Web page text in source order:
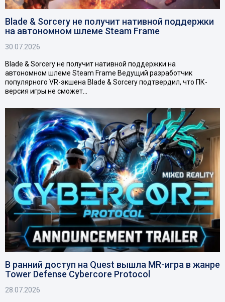
Blade & Sorcery не получит нативной поддержки
на автономном шлеме Steam Frame
30.07.2026
Blade & Sorcery не получит нативной поддержки на
автономном шлеме Steam Frame Ведущий разработчик
популярного VR-экшена Blade & Sorcery подтвердил, что ПК-
версия игры не сможет…
В ранний доступ на Quest вышла MR-игра в жанре
Tower Defense Cybercore Protocol
28.07.2026